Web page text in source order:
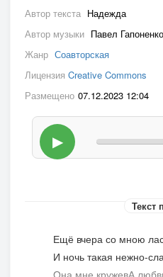
Автор текста Надежда
Автор музыки Павел Гапоненко
Жанр Соавторская
Лицензия Creative Commons
Размещено 07.12.2023 12:04
▶
Текст
Ещё вчера со мною
И ночь такая нежно-
Она мне кружевА